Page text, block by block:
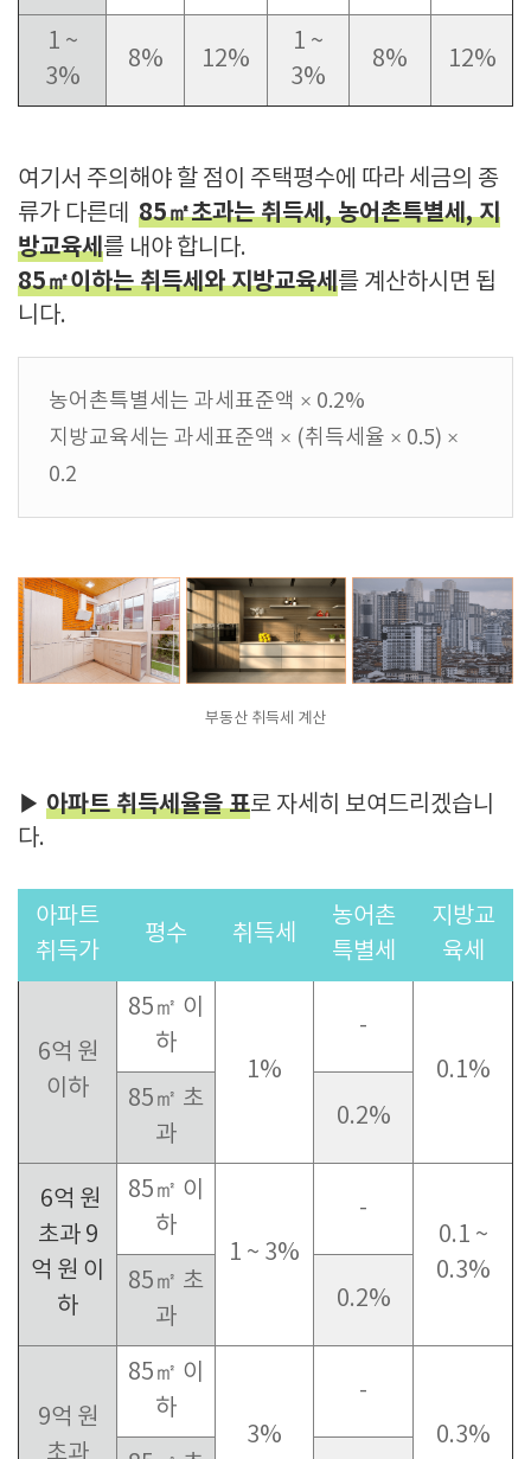
1 ~
3%
8% 12%
1 ~
3%
8% 12%
여기서 주의해야 할 점이 주택평수에 따라 세금의 종
류가 다른데 85㎡초과는 취득세, 농어촌특별세, 지
방교육세를 내야 합니다.
85㎡이하는 취득세와 지방교육세를 계산하시면 됩
니다.
농어촌특별세는 과세표준액 × 0.2%
지방교육세는 과세표준액 × (취득세율 × 0.5) ×
0.2
부동산 취득세 계산
▶ 아파트 취득세율을 표로 자세히 보여드리겠습니
다.
아파트
취득가
평수 취득세
농어촌
특별세
지방교
육세
6억 원
이하
85㎡ 이
하
1%
-
0.1%
85㎡ 초
과
0.2%
6억 원
초과 9
억 원 이
하
85㎡ 이
하
1 ~ 3%
-
0.1 ~
0.3%
85㎡ 초
과
0.2%
9억 원
85㎡ 이
하
3%
-
0.3%